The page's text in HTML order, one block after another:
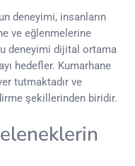
deneyimi, insanların
ve eğlenmelerine
deneyimi dijital ortama
hedefler. Kumarhane
tutmaktadır ve
şekillerinden biridir.